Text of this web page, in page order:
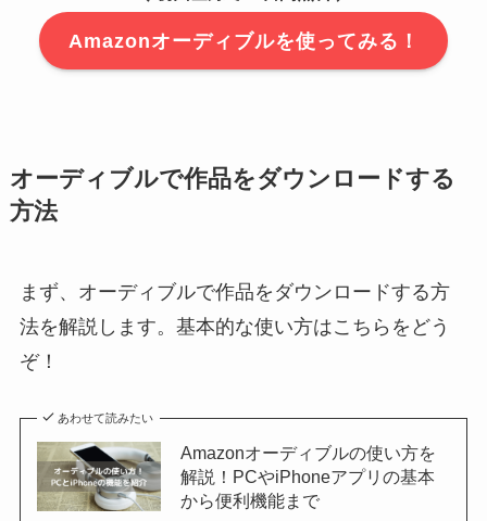
Amazonオーディブルを使ってみる！
オーディブルで作品をダウンロードする
方法
まず、オーディブルで作品をダウンロードする方
法を解説します。基本的な使い方はこちらをどう
ぞ！
あわせて読みたい
Amazonオーディブルの使い方を
解説！PCやiPhoneアプリの基本
から便利機能まで